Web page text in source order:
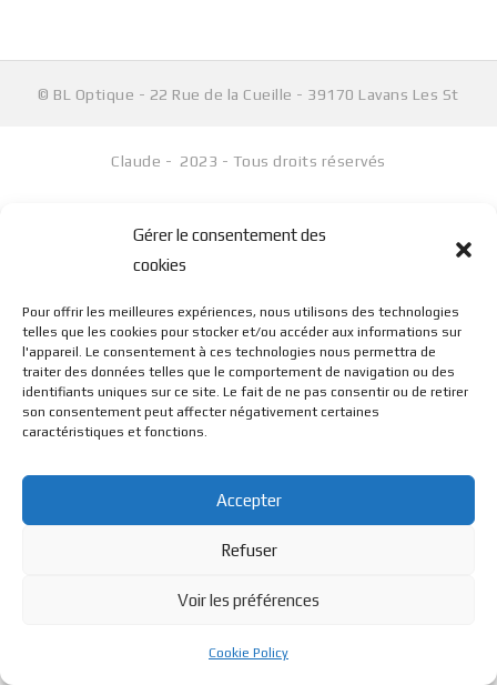
Gérer le consentement des
cookies
Pour offrir les meilleures expériences, nous utilisons des technologies
telles que les cookies pour stocker et/ou accéder aux informations sur
l'appareil. Le consentement à ces technologies nous permettra de
traiter des données telles que le comportement de navigation ou des
identifiants uniques sur ce site. Le fait de ne pas consentir ou de retirer
son consentement peut affecter négativement certaines
caractéristiques et fonctions.
Accepter
Refuser
Voir les préférences
Cookie Policy
© BL Optique - 22 Rue de la Cueille - 39170 Lavans Les St
Claude - 2023 - Tous droits réservés